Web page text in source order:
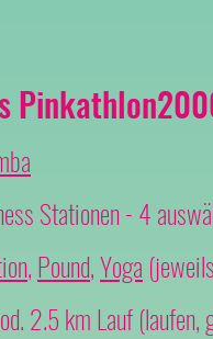
Stationen - 4
,Pound,Yoga
2.5 km Lauf (laufen,